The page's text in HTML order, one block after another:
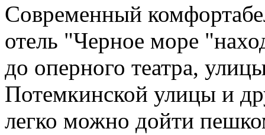
Современный
отель "Черное море
до оперного театра,
Потемкинской улицы и
легко можно дойти